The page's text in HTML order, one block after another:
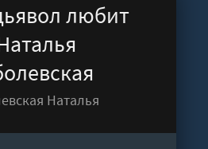
любит
Наталья